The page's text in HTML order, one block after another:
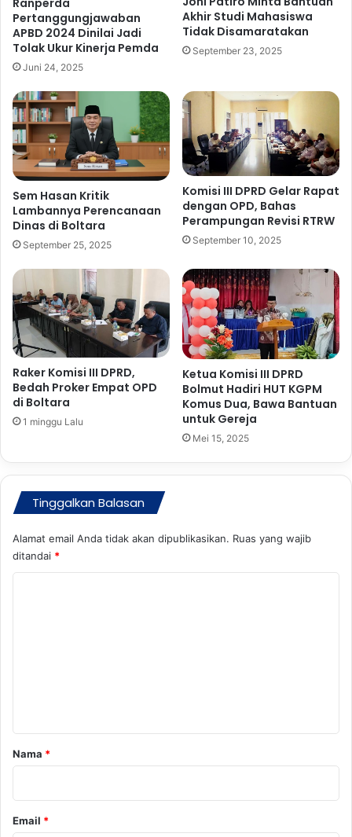
2
6
,
B
u
a
t
i
S
a
p
a
a
R
a
n
c
a
n
g
a
g
a
r
a
k
h
i
S
u
d
i
M
a
h
a
s
i
w
T
i
d
a
k
D
i
s
a
a
k
Pertanggungjawaban
APBD 2024 Dinilai Jadi
Tolak Ukur Kinerja Pemda
Juni 24, 2025
Akhir Studi Mahasiswa
Tidak Disamaratakan
September 23, 2025
Sem Hasan Kritik
Lambannya Perencanaan
Dinas di Boltara
September 25, 2025
Komisi III DPRD Gelar Rapat
dengan OPD, Bahas
Perampungan Revisi RTRW
September 10, 2025
Raker Komisi III DPRD,
Bedah Proker Empat OPD
di Boltara
1 minggu Lalu
Ketua Komisi III DPRD
Bolmut Hadiri HUT KGPM
Komus Dua, Bawa Bantuan
untuk Gereja
Mei 15, 2025
Tinggalkan Balasan
Alamat email Anda tidak akan dipublikasikan. Ruas yang wajib
ditandai *
rNama *
Email *